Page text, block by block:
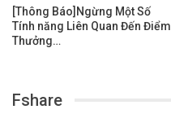
[Thông Báo]Ngừng Một Số
Tính năng Liên Quan Đến Điểm
Thưởng…
Fshare